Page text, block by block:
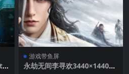
游戏带鱼屏
永劫无间李寻欢3440×1440带